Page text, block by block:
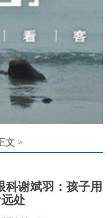
文 >
科谢斌羽：孩子用
处